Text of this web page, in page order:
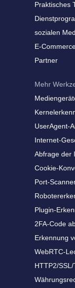
Praktisches
sozialen
E-
Partner
Mehr
UserAgent-
Internet-
Abfrage der
Cookie-
Port-
Plugin-
2FA-Code
Erkennung
WebRTC-
HTTP2/